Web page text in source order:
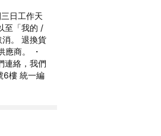
日工作天
至「我的 /
。 退換貨
應商。 ・
連絡，我們
6樓 統一編